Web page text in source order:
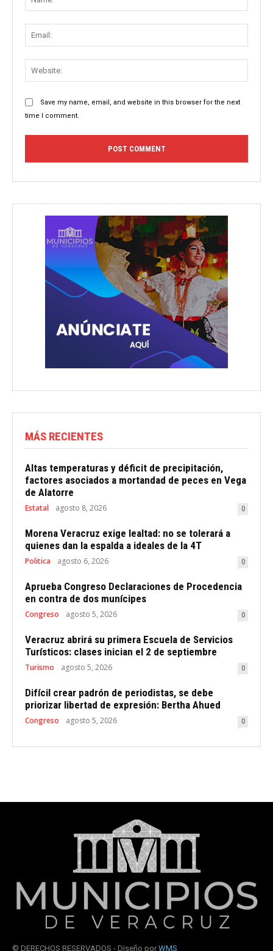
Save my name, email, and website in this browser for the next
time I comment.
MÁS RECIENTES
Altas temperaturas y déficit de precipitación,
factores asociados a mortandad de peces en Vega
de Alatorre
Estatal agosto 8, 2026 0
Morena Veracruz exige lealtad: no se tolerará a
quienes dan la espalda a ideales de la 4T
Politica agosto 6, 2026 0
Aprueba Congreso Declaraciones de Procedencia
en contra de dos munícipes
Congreso agosto 5, 2026 0
Veracruz abrirá su primera Escuela de Servicios
Turísticos: clases inician el 2 de septiembre
Turismo agosto 5, 2026 0
Difícil crear padrón de periodistas, se debe
priorizar libertad de expresión: Bertha Ahued
Congreso agosto 5, 2026 0
© DERECHOS RESERVADOS - Diseño por WMS